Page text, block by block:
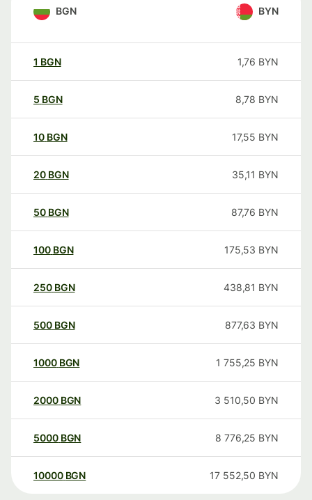
BGN BYN
1 BGN 1,76 BYN
5 BGN 8,78 BYN
10 BGN 17,55 BYN
20 BGN 35,11 BYN
50 BGN 87,76 BYN
100 BGN 175,53 BYN
250 BGN 438,81 BYN
500 BGN 877,63 BYN
1000 BGN 1 755,25 BYN
2000 BGN 3 510,50 BYN
5000 BGN 8 776,25 BYN
10000 BGN 17 552,50 BYN